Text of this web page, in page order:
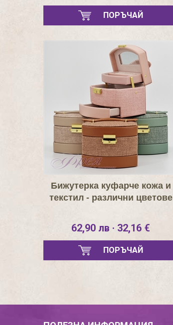
ПОРЪЧАЙ
Бижутерка куфарче кожа и
текстил - различни цветове
62,90 лв · 32,16 €
ПОРЪЧАЙ